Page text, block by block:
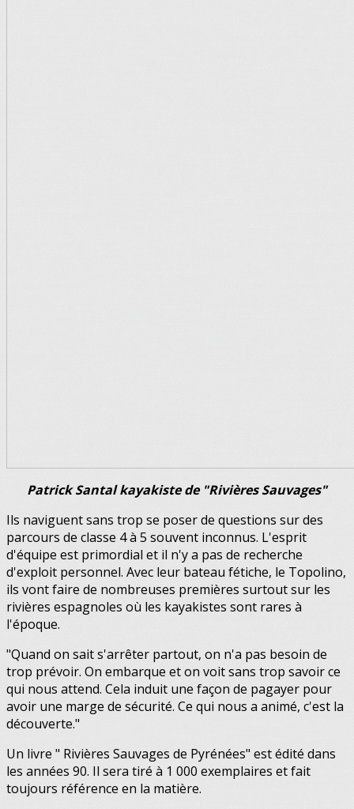
Patrick Santal kayakiste de "Rivières Sauvages"
Ils naviguent sans trop se poser de questions sur des
parcours de classe 4 à 5 souvent inconnus. L'esprit
d'équipe est primordial et il n'y a pas de recherche
d'exploit personnel. Avec leur bateau fétiche, le Topolino,
ils vont faire de nombreuses premières surtout sur les
rivières espagnoles où les kayakistes sont rares à
l'époque.
"Quand on sait s'arrêter partout, on n'a pas besoin de
trop prévoir. On embarque et on voit sans trop savoir ce
qui nous attend. Cela induit une façon de pagayer pour
avoir une marge de sécurité. Ce qui nous a animé, c'est la
découverte."
Un livre " Rivières Sauvages de Pyrénées" est édité dans
les années 90. Il sera tiré à 1 000 exemplaires et fait
toujours référence en la matière.